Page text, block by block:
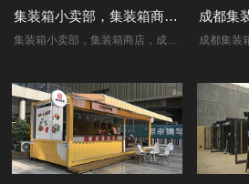
集装箱小卖部，集装箱商店，成都二手集装箱
集装箱小卖部，集装箱商店，成都二手集装箱 我厂专业生产各类集装箱 厂址：成都市新都区工业东区1399号..